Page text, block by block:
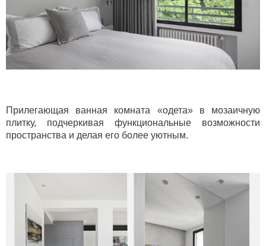
Прилегающая ванная комната «одета» в мозаичную
плитку, подчеркивая функциональные возможности
пространства и делая его более уютным.